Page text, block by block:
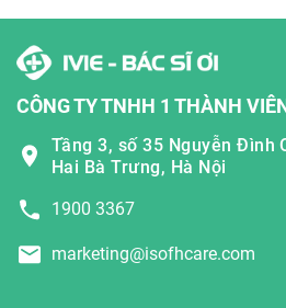
CÔNG TY TNHH 1 THÀNH
Tầng 3, số 35 Nguyễn Đình
Hai Bà Trưng, Hà Nội
1900 3367
marketing@isofhcare.com